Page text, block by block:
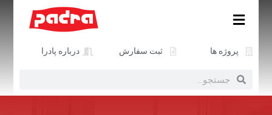
پروژه ها ثبت سفارش درباره پادرا